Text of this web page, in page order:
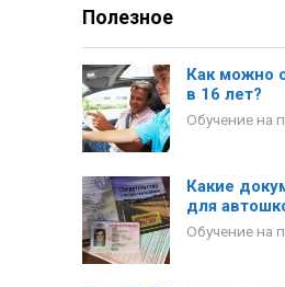
Полезное
Как можно
в 16 лет?
Обучение на
Какие
для
Обучение на